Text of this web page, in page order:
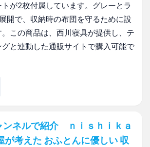
が2枚付属しています。グレーとラ
開で、収納時の布団を守るために設
この商品は、西川寝具が提供し、テ
と連動した通販サイトで購入可能で
ンネルで紹介 ｎｉｓｈｉｋａ
が考えた おふとんに優しい 収